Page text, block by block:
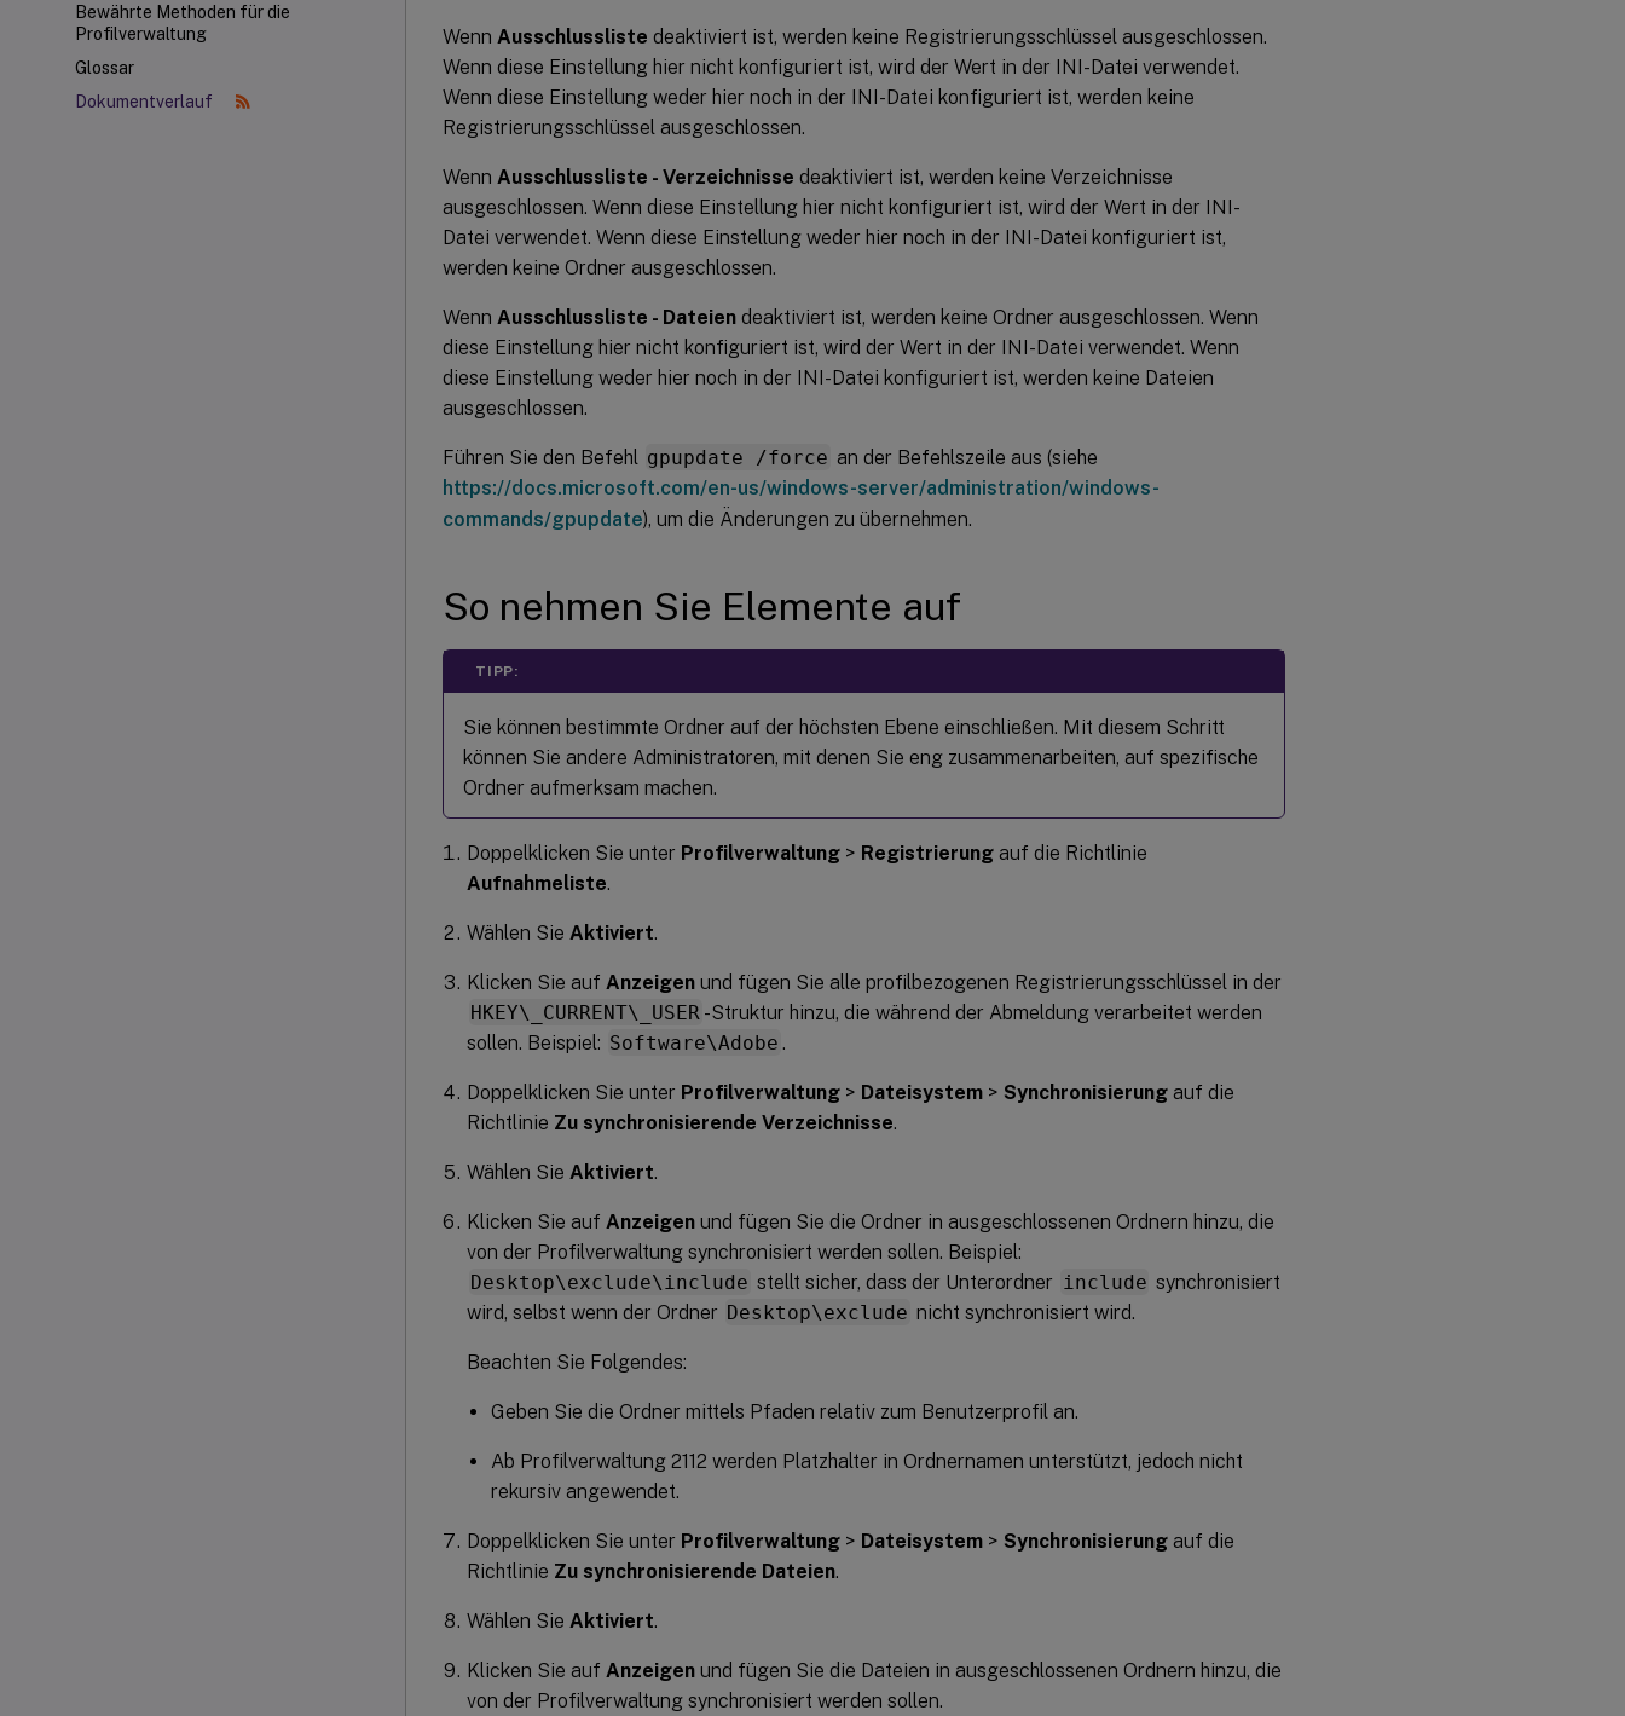
Bewährte Methoden für die
Profilverwaltung
Glossar
Dokumentverlauf
Wenn Ausschlussliste deaktiviert ist, werden keine Registrierungsschlüssel ausgeschlossen.
Wenn diese Einstellung hier nicht konfiguriert ist, wird der Wert in der INI-Datei verwendet.
Wenn diese Einstellung weder hier noch in der INI-Datei konfiguriert ist, werden keine
Registrierungsschlüssel ausgeschlossen.
Wenn Ausschlussliste - Verzeichnisse deaktiviert ist, werden keine Verzeichnisse
ausgeschlossen. Wenn diese Einstellung hier nicht konfiguriert ist, wird der Wert in der INI-
Datei verwendet. Wenn diese Einstellung weder hier noch in der INI-Datei konfiguriert ist,
werden keine Ordner ausgeschlossen.
Wenn Ausschlussliste - Dateien deaktiviert ist, werden keine Ordner ausgeschlossen. Wenn
diese Einstellung hier nicht konfiguriert ist, wird der Wert in der INI-Datei verwendet. Wenn
diese Einstellung weder hier noch in der INI-Datei konfiguriert ist, werden keine Dateien
ausgeschlossen.
Führen Sie den Befehl gpupdate /force an der Befehlszeile aus (siehe
https://docs.microsoft.com/en-us/windows-server/administration/windows-
commands/gpupdate), um die Änderungen zu übernehmen.
So nehmen Sie Elemente auf
TIPP:
Sie können bestimmte Ordner auf der höchsten Ebene einschließen. Mit diesem Schritt
können Sie andere Administratoren, mit denen Sie eng zusammenarbeiten, auf spezifische
Ordner aufmerksam machen.
Doppelklicken Sie unter Profilverwaltung > Registrierung auf die Richtlinie
Aufnahmeliste.
Wählen Sie Aktiviert.
Klicken Sie auf Anzeigen und fügen Sie alle profilbezogenen Registrierungsschlüssel in der
HKEY\_CURRENT\_USER -Struktur hinzu, die während der Abmeldung verarbeitet werden
sollen. Beispiel: Software\Adobe .
Doppelklicken Sie unter Profilverwaltung > Dateisystem > Synchronisierung auf die
Richtlinie Zu synchronisierende Verzeichnisse.
Wählen Sie Aktiviert.
Klicken Sie auf Anzeigen und fügen Sie die Ordner in ausgeschlossenen Ordnern hinzu, die
von der Profilverwaltung synchronisiert werden sollen. Beispiel:
Desktop\exclude\include stellt sicher, dass der Unterordner include synchronisiert
wird, selbst wenn der Ordner Desktop\exclude nicht synchronisiert wird.
Beachten Sie Folgendes:
Geben Sie die Ordner mittels Pfaden relativ zum Benutzerprofil an.
Ab Profilverwaltung 2112 werden Platzhalter in Ordnernamen unterstützt, jedoch nicht
rekursiv angewendet.
Doppelklicken Sie unter Profilverwaltung > Dateisystem > Synchronisierung auf die
Richtlinie Zu synchronisierende Dateien.
Wählen Sie Aktiviert.
Klicken Sie auf Anzeigen und fügen Sie die Dateien in ausgeschlossenen Ordnern hinzu, die
von der Profilverwaltung synchronisiert werden sollen.